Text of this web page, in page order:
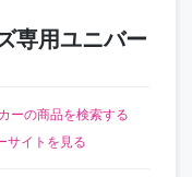
専用ユニバー
ーの商品を検索する
サイトを見る